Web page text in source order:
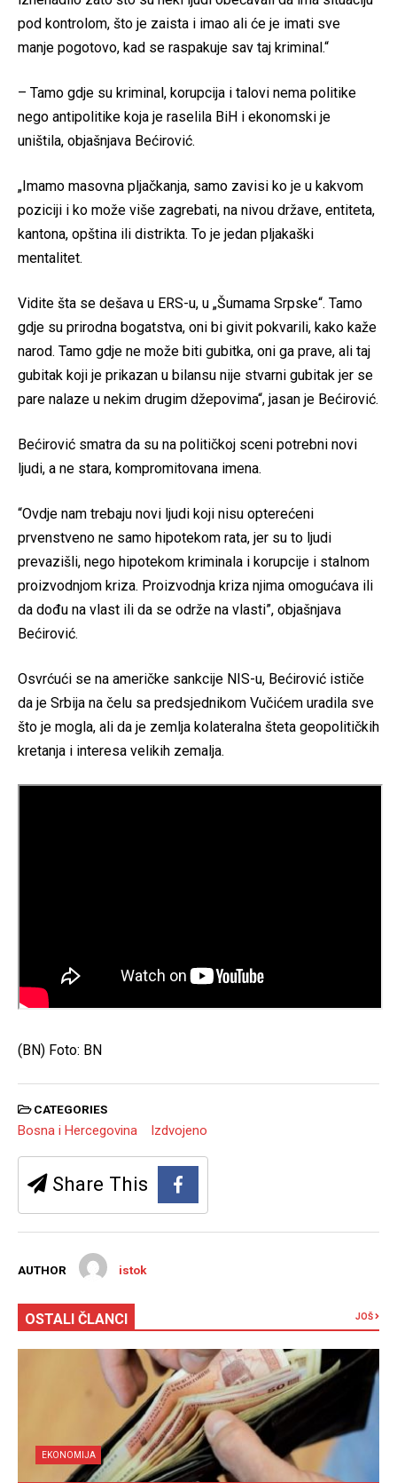
pod kontrolom, što je zaista i imao ali će je imati sve
manje pogotovo, kad se raspakuje sav taj kriminal.“
– Tamo gdje su kriminal, korupcija i talovi nema politike
nego antipolitike koja je raselila BiH i ekonomski je
uništila, objašnjava Bećirović.
„Imamo masovna pljačkanja, samo zavisi ko je u kakvom
poziciji i ko može više zagrebati, na nivou države, entiteta,
kantona, opština ili distrikta. To je jedan pljakaški
mentalitet.
Vidite šta se dešava u ERS-u, u „Šumama Srpske“. Tamo
gdje su prirodna bogatstva, oni bi givit pokvarili, kako kaže
narod. Tamo gdje ne može biti gubitka, oni ga prave, ali taj
gubitak koji je prikazan u bilansu nije stvarni gubitak jer se
pare nalaze u nekim drugim džepovima“, jasan je Bećirović.
Bećirović smatra da su na političkoj sceni potrebni novi
ljudi, a ne stara, kompromitovana imena.
“Ovdje nam trebaju novi ljudi koji nisu opterećeni
prvenstveno ne samo hipotekom rata, jer su to ljudi
prevazišli, nego hipotekom kriminala i korupcije i stalnom
proizvodnjom kriza. Proizvodnja kriza njima omogućava ili
da dođu na vlast ili da se održe na vlasti”, objašnjava
Bećirović.
Osvrćući se na američke sankcije NIS-u, Bećirović ističe
da je Srbija na čelu sa predsjednikom Vučićem uradila sve
što je mogla, ali da je zemlja kolateralna šteta geopolitičkih
kretanja i interesa velikih zemalja.
(BN) Foto: BN
CATEGORIES
Bosna i Hercegovina Izdvojeno
Share This
AUTHOR istok
OSTALI ČLANCI JOŠ
EKONOMIJA